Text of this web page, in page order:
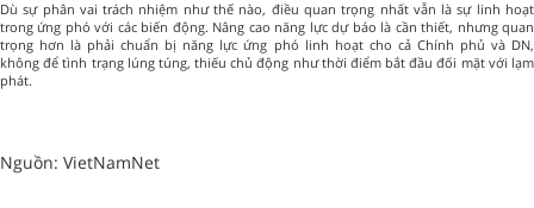
Dù sự phân vai trách nhiệm như thế nào, điều quan trọng nhất vẫn là sự linh hoạt
trong ứng phó với các biến động. Nâng cao năng lực dự báo là cần thiết, nhưng quan
trọng hơn là phải chuẩn bị năng lực ứng phó linh hoạt cho cả Chính phủ và DN,
không để tình trạng lúng túng, thiếu chủ động như thời điểm bắt đầu đối mặt với lạm
phát.
Nguồn: VietNamNet